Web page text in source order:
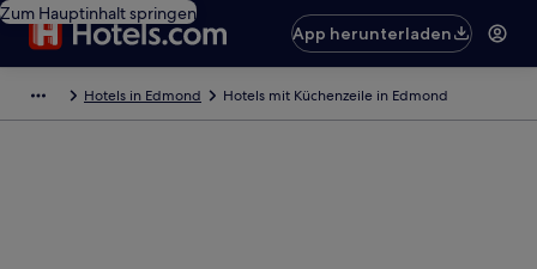
Zum Hauptinhalt springen
App herunterladen
Hotels in Edmond Hotels mit Küchenzeile in Edmond